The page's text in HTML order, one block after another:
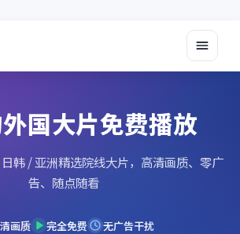
国大片免费播放
韩 / 亚洲精选院线大片，高清画质、零广
告、随点随看
画质 完全免费 无广告干扰